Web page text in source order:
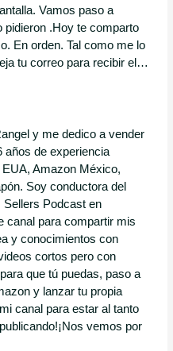
Vamos paso a
pidieron .Hoy te comparto
En orden. Tal como me lo
tu correo para recibir el…
y me dedico a vender
años de experiencia
Amazon México,
Soy conductora del
Sellers Podcast en
canal para compartir mis
y conocimientos con
cortos pero con
que tú puedas, paso a
y lanzar tu propia
canal para estar al tanto
vemos por